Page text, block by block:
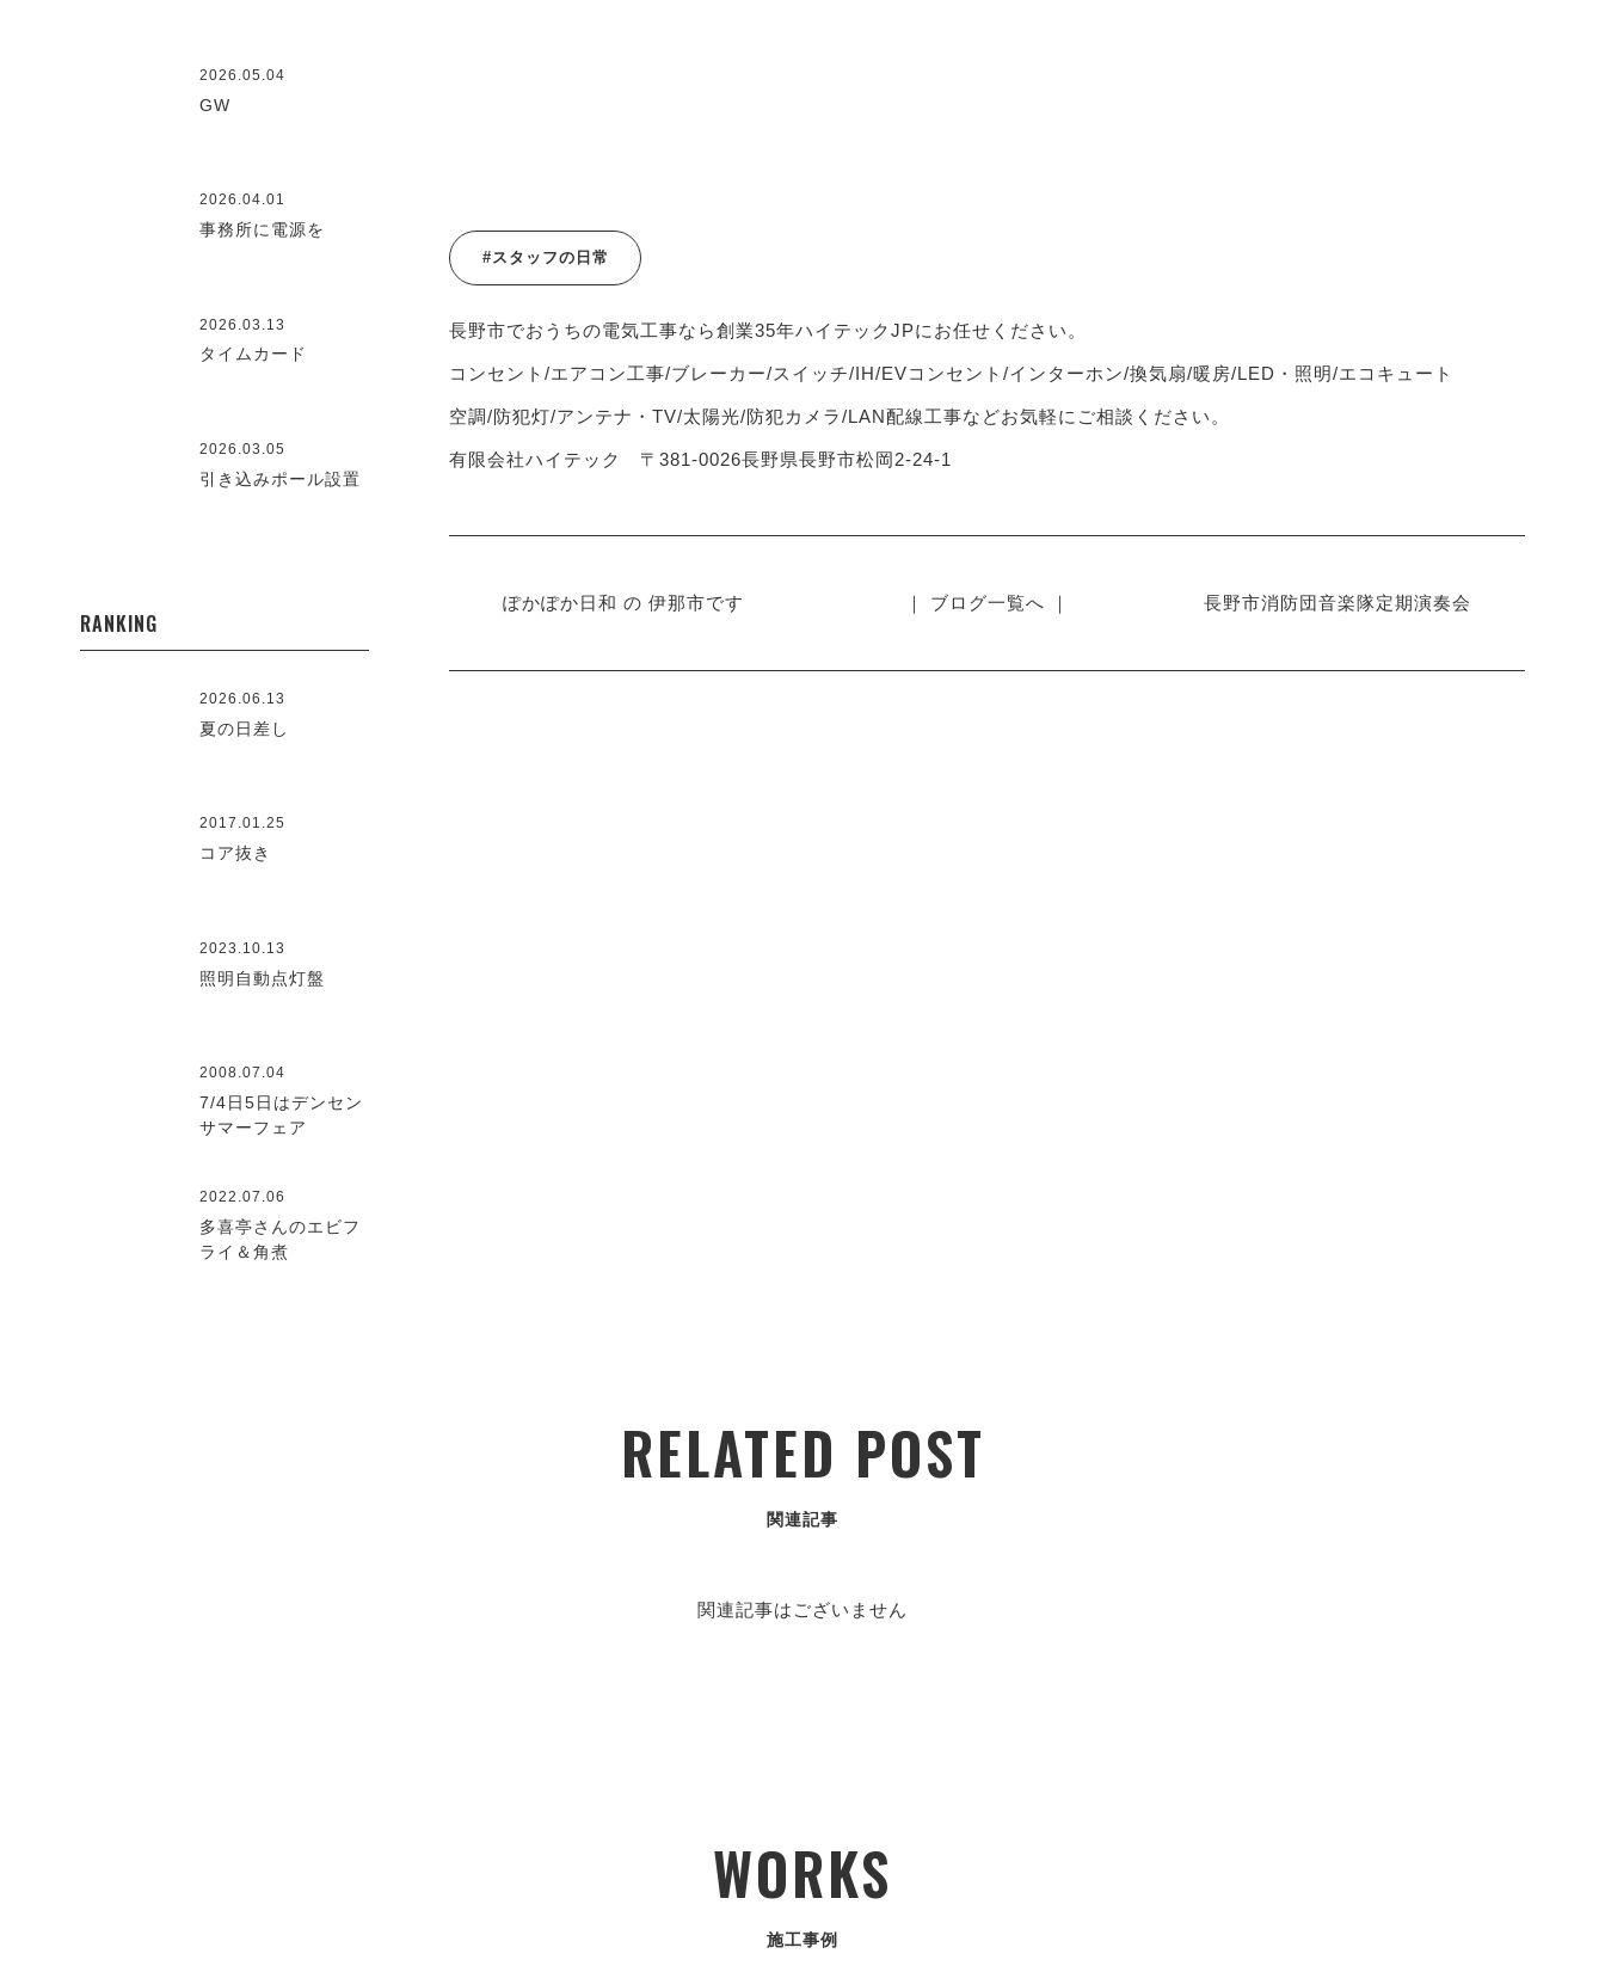
#スタッフの日常
長野市でおうちの電気工事なら創業35年ハイテックJPにお任せください。
コンセント/エアコン工事/ブレーカー/スイッチ/IH/EVコンセント/インターホン/換気扇/暖房/LED・照明/エコキュート
空調/防犯灯/アンテナ・TV/太陽光/防犯カメラ/LAN配線工事などお気軽にご相談ください。
有限会社ハイテック 〒381-0026長野県長野市松岡2-24-1
ぽかぽか日和 の 伊那市です ｜ ブログ一覧へ ｜ 長野市消防団音楽隊定期演奏会
2026.05.04
GW
2026.04.01
事務所に電源を
2026.03.13
タイムカード
2026.03.05
引き込みポール設置
RANKING
2026.06.13
夏の日差し
2017.01.25
コア抜き
2023.10.13
照明自動点灯盤
2008.07.04
7/4日5日はデンセン
サマーフェア
2022.07.06
多喜亭さんのエビフ
ライ＆角煮
RELATED POST
関連記事
関連記事はございません
WORKS
施工事例